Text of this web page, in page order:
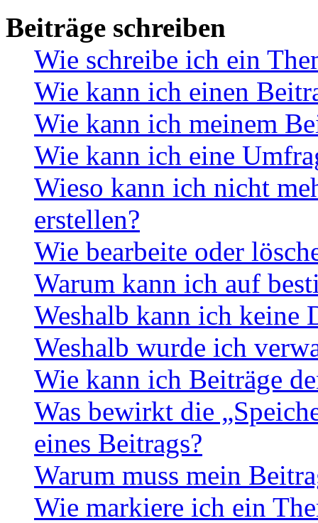
Beiträge schreiben
Wie schreibe ich ein
Wie kann ich einen
Wie kann ich meinem
Wie kann ich eine
Wieso kann ich nicht
erstellen?
Wie bearbeite oder
Warum kann ich auf
Weshalb kann ich keine
Weshalb wurde ich
Wie kann ich Beiträge
Was bewirkt die
eines Beitrags?
Warum muss mein
Wie markiere ich ein